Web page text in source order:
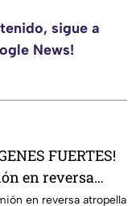
sigue a
News!
FUERTES!
en reversa
a madre
en reversa atropella